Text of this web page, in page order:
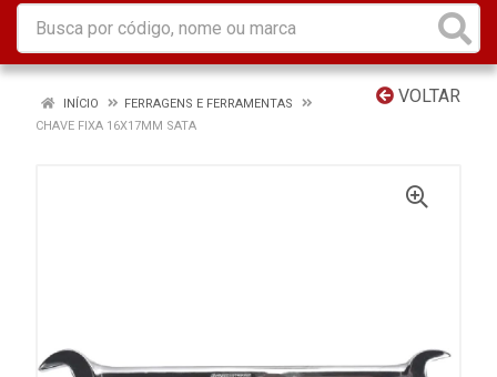
VOLTAR
INÍCIO
FERRAGENS E FERRAMENTAS
CHAVE FIXA 16X17MM SATA